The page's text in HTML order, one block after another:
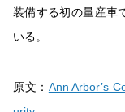
装備する初の量産車
いる。
原文： Ann Arbor’s